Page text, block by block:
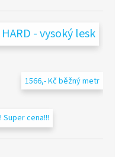
HARD - vysoký lesk
Super cena!!!
1566,- Kč běžný metr